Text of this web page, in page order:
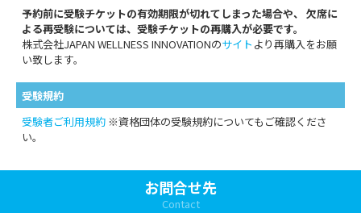
予約前に受験チケットの有効期限が切れてしまった場合や、 欠席に
よる再受験については、受験チケットの再購入が必要です。
株式会社JAPAN WELLNESS INNOVATIONのサイト より再購入をお願
い致します。
受験規約
受験者ご利用規約※資格団体の受験規約についてもご確認くださ
い。
お問合せ先
Contact